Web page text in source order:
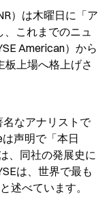
）は木曜日に「ア
、これまでのニュ
American）から
板上場へ格上げさ
なアナリストで
声明で「本日
、同社の発展史に
は、世界で最も
述べています。